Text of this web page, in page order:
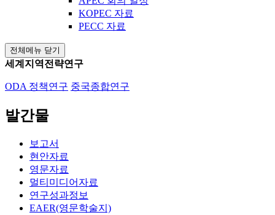
KOPEC 자료
PECC 자료
전체메뉴 닫기
세계지역전략연구
ODA 정책연구 중국종합연구
발간물
보고서
현안자료
영문자료
멀티미디어자료
연구성과정보
EAER(영문학술지)